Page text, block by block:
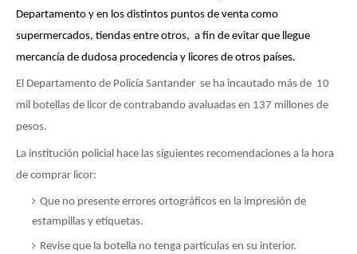
Departamento y en los distintos puntos de venta como
supermercados, tiendas entre otros, a fin de evitar que llegue
mercancía de dudosa procedencia y licores de otros países.
El Departamento de Policía Santander se ha incautado más de 10
mil botellas de licor de contrabando avaluadas en 137 millones de
pesos.
La institución policial hace las siguientes recomendaciones a la hora
de comprar licor:
Que no presente errores ortográficos en la impresión de
estampillas y etiquetas.
Revise que la botella no tenga partículas en su interior.